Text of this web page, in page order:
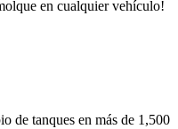
en cualquier vehículo!
de tanques en más de 1,500